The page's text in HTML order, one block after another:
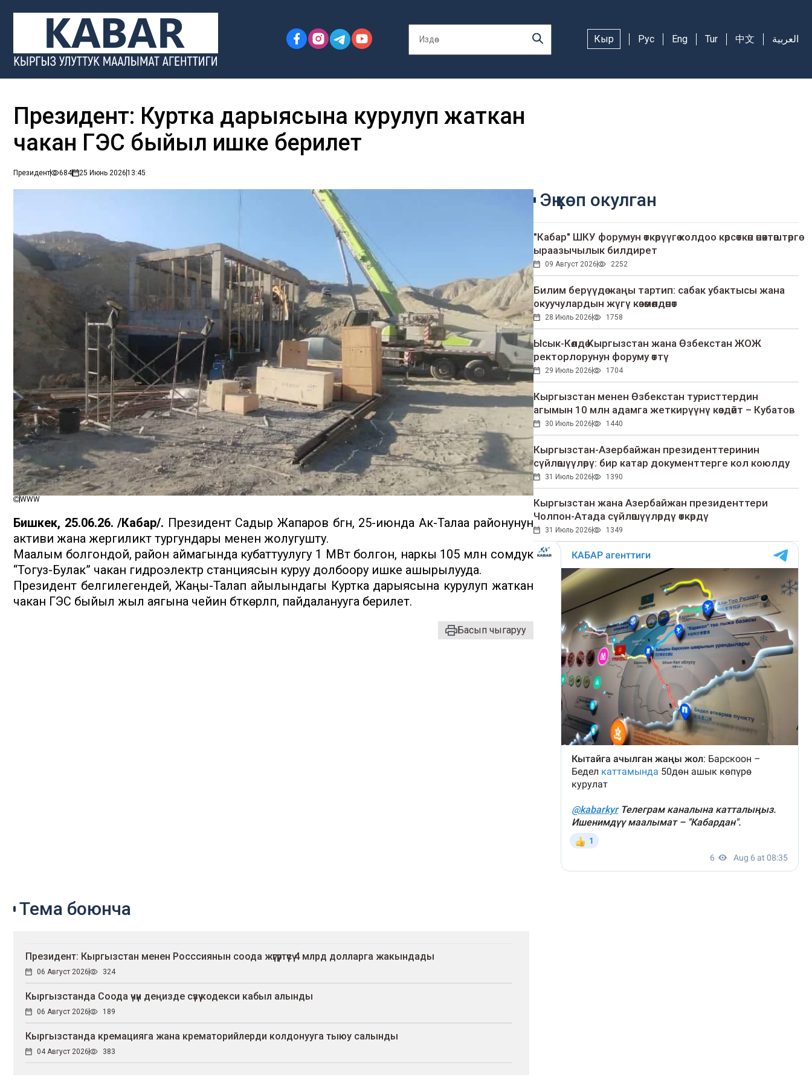
Кыр Рус Eng Tur 中文 العربية
Президент: Куртка дарыясына курулуп жаткан
чакан ГЭС быйыл ишке берилет
Президент 684 25 Июнь 202613:45
WWW
Бишкек, 25.06.26. /Кабар/. Президент Садыр Жапаров бүгүн, 25-июнда Ак-Талаа районунун
активи жана жергиликтүү тургундары менен жолугушту.
Маалым болгондой, район аймагында кубаттуулугу 1 МВт болгон, наркы 105 млн сомдук
“Тогуз-Булак” чакан гидроэлектр станциясын куруу долбоору ишке ашырылууда.
Президент белгилегендей, Жаңы-Талап айылындагы Куртка дарыясына курулуп жаткан
чакан ГЭС быйыл жыл аягына чейин бүткөрүлүп, пайдаланууга берилет.
Басып чыгаруу
Эң көп окулган
"Кабар" ШКУ форумун өткөрүүгө колдоо көрсөткөн өнөктөштөргө
ыраазычылык билдирет
09 Август 2026 2252
Билим берүүдө жаңы тартип: сабак убактысы жана
окуучулардын жүгү көзөмөлдөнөт
28 Июль 2026 1758
Ысык-Көлдө Кыргызстан жана Өзбекстан ЖОЖ
ректорлорунун форуму өттү
29 Июль 2026 1704
Кыргызстан менен Өзбекстан туристтердин
агымын 10 млн адамга жеткирүүнү көздөйт – Кубатов
30 Июль 2026 1440
Кыргызстан-Азербайжан президенттеринин
сүйлөшүүлөрү: бир катар документтерге кол коюлду
31 Июль 2026 1390
Кыргызстан жана Азербайжан президенттери
Чолпон-Атада сүйлөшүүлөрдү өткөрдү
31 Июль 2026 1349
Тема боюнча
Президент: Кыргызстан менен Росссиянын соода жүгүртүүсү 4 млрд долларга жакындады
06 Август 2026 324
Кыргызстанда Соода үчүн деңизде сүзүү кодекси кабыл алынды
06 Август 2026 189
Кыргызстанда кремацияга жана крематорийлерди колдонууга тыюу салынды
04 Август 2026 383